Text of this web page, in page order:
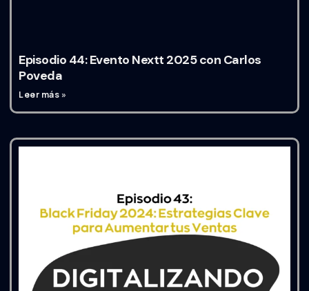
Episodio 44: Evento Nextt 2025 con Carlos
Poveda
Leer más »